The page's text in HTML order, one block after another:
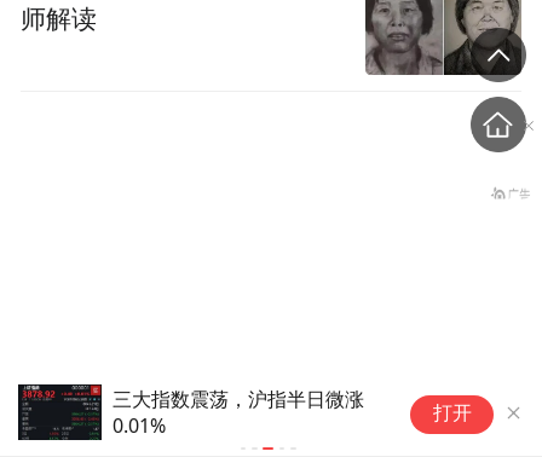
三大指数震荡，沪指半日微涨
0.01%
打开
师解读
57岁保洁掏空5万元积蓄做医
美，原本只想做600元项目，